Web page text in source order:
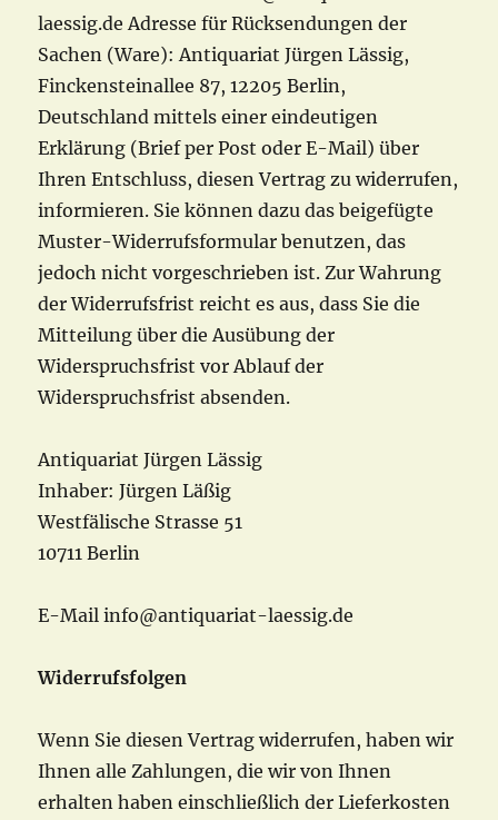
laessig.de Adresse für Rücksendungen der
Sachen (Ware): Antiquariat Jürgen Lässig,
Finckensteinallee 87, 12205 Berlin,
Deutschland mittels einer eindeutigen
Erklärung (Brief per Post oder E-Mail) über
Ihren Entschluss, diesen Vertrag zu widerrufen,
informieren. Sie können dazu das beigefügte
Muster-Widerrufsformular benutzen, das
jedoch nicht vorgeschrieben ist. Zur Wahrung
der Widerrufsfrist reicht es aus, dass Sie die
Mitteilung über die Ausübung der
Widerspruchsfrist vor Ablauf der
Widerspruchsfrist absenden.
Antiquariat Jürgen Lässig
Inhaber: Jürgen Läßig
Westfälische Strasse 51
10711 Berlin
E-Mail info@antiquariat-laessig.de
Widerrufsfolgen
Wenn Sie diesen Vertrag widerrufen, haben wir
Ihnen alle Zahlungen, die wir von Ihnen
erhalten haben einschließlich der Lieferkosten